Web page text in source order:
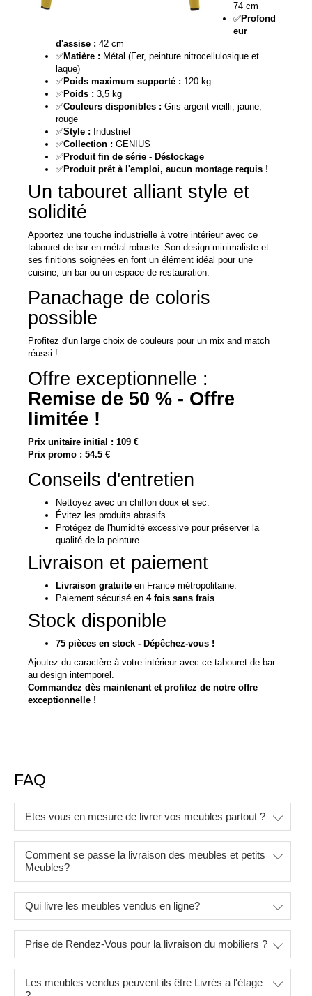
74 cm
✅Profond
eur
d'assise : 42 cm
✅Matière : Métal (Fer, peinture nitrocellulosique et
laque)
✅Poids maximum supporté : 120 kg
✅Poids : 3,5 kg
✅Couleurs disponibles : Gris argent vieilli, jaune,
rouge
✅Style : Industriel
✅Collection : GENIUS
✅Produit fin de série - Déstockage
✅Produit prêt à l'emploi, aucun montage requis !
Un tabouret alliant style et
solidité
Apportez une touche industrielle à votre intérieur avec ce
tabouret de bar en métal robuste. Son design minimaliste et
ses finitions soignées en font un élément idéal pour une
cuisine, un bar ou un espace de restauration.
Panachage de coloris
possible
Profitez d'un large choix de couleurs pour un mix and match
réussi !
Offre exceptionnelle :
Remise de 50 % - Offre
limitée !
Prix unitaire initial : 109 €
Prix promo : 54.5 €
Conseils d'entretien
Nettoyez avec un chiffon doux et sec.
Évitez les produits abrasifs.
Protégez de l'humidité excessive pour préserver la
qualité de la peinture.
Livraison et paiement
Livraison gratuite en France métropolitaine.
Paiement sécurisé en 4 fois sans frais.
Stock disponible
75 pièces en stock - Dépêchez-vous !
Ajoutez du caractère à votre intérieur avec ce tabouret de bar
au design intemporel.
Commandez dès maintenant et profitez de notre offre
exceptionnelle !
FAQ
Etes vous en mesure de livrer vos meubles partout ?
Comment se passe la livraison des meubles et petits
Meubles?
Qui livre les meubles vendus en ligne?
Prise de Rendez-Vous pour la livraison du mobiliers ?
Les meubles vendus peuvent ils être Livrés a l'étage